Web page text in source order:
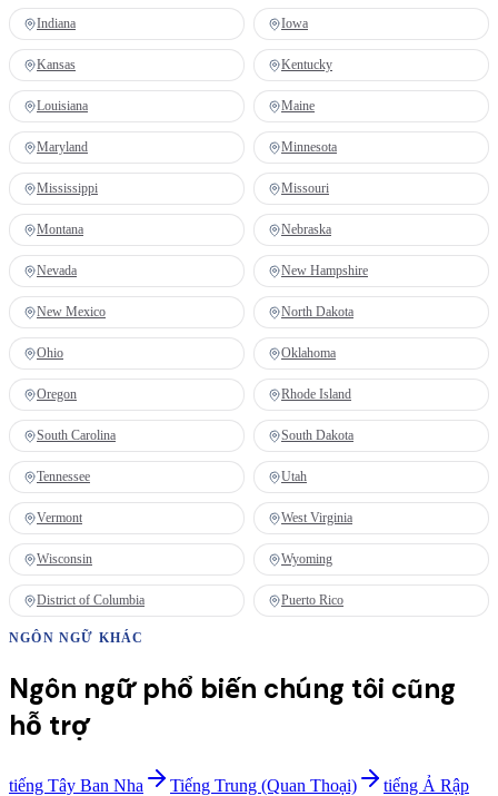
Indiana Iowa
Kansas Kentucky
Louisiana Maine
Maryland Minnesota
Mississippi Missouri
Montana Nebraska
Nevada New Hampshire
New Mexico North Dakota
Ohio Oklahoma
Oregon Rhode Island
South Carolina South Dakota
Tennessee Utah
Vermont West Virginia
Wisconsin Wyoming
District of Columbia Puerto Rico
NGÔN NGỮ KHÁC
Ngôn ngữ phổ biến chúng tôi cũng
hỗ trợ
tiếng Tây Ban Nha Tiếng Trung (Quan Thoại)
tiếng Ả Rập